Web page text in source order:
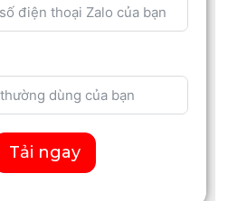
Tải ngay